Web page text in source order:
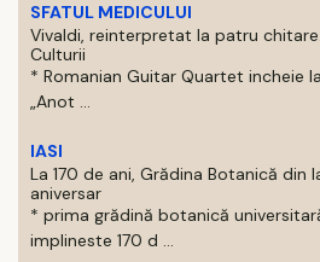
SFATUL MEDICULUI
Vivaldi, reinterpretat la patru
Culturii
* Romanian Guitar Quartet incheie
„Anot ...
IASI
La 170 de ani, Grădina Botanică din
aniversar
* prima grădină botanică
implineste 170 d ...